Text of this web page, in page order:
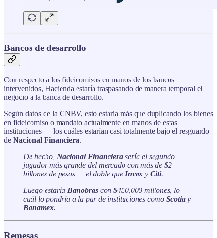
Bancos de desarrollo
Con respecto a los fideicomisos en manos de los bancos
intervenidos, Hacienda estaría traspasando de manera temporal el
negocio a la banca de desarrollo.
Según datos de la CNBV, esto estaría más que duplicando los bienes
en fideicomiso o mandato actualmente en manos de estas
instituciones — los cuáles estarían casi totalmente bajo el resguardo
de Nacional Financiera.
De hecho, Nacional Financiera sería el segundo
jugador más grande del mercado con más de $2
billones de pesos — el doble que Invex y Citi.
Luego estaría Banobras con $450,000 millones, lo
cuál lo pondría a la par de instituciones como Scotia y
Banamex.
Remesas